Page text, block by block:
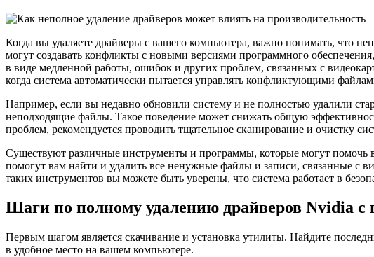
Когда вы удаляете драйверы с вашего компьютера, важно понимать, что
могут создавать конфликты с новыми версиями программного
в виде медленной работы, ошибок и других проблем, связанных с
когда система автоматически пытается управлять конфликтующими
Например, если вы недавно обновили систему и не полностью удалили
неподходящие файлы. Такое поведение может снижать общую
проблем, рекомендуется проводить тщательное сканирование и очистку
Существуют различные инструменты и программы, которые могут помочь
помогут вам найти и удалить все ненужные файлы и записи, связанные с
таких инструментов вы можете быть уверены, что система работает в
Шаги по полному удалению драйверов Nvidia
Первым шагом является скачивание и установка утилиты. Найдите
в удобное место на вашем компьютере.